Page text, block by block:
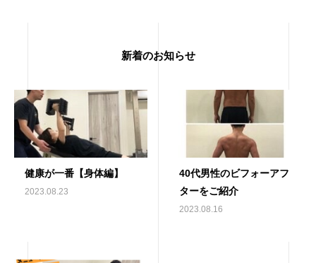
新着のお知らせ
健康が一番【身体編】
2023.08.23
40代男性のビフォーアフ
ターをご紹介
2023.08.16